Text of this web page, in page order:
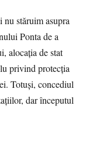
nu stăruim asupra
Ponta de a
alocaţia de stat
privind protecţia
Totuşi, concediul
dar începutul